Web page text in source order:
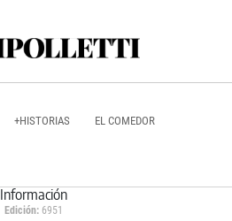
+HISTORIAS EL COMEDOR
Información
Edición: 6951